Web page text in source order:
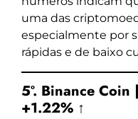
uma das
especialmente por
rápidas e de baixo
5º. Binance
+1.22% ↑